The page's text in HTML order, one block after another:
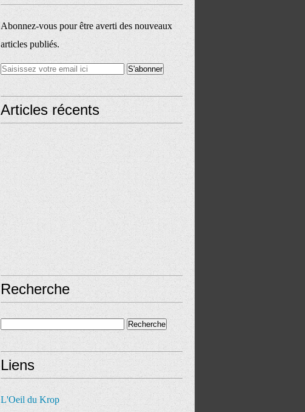
Abonnez-vous pour être averti des nouveaux
articles publiés.
Articles récents
Recherche
Liens
L'Oeil du Krop